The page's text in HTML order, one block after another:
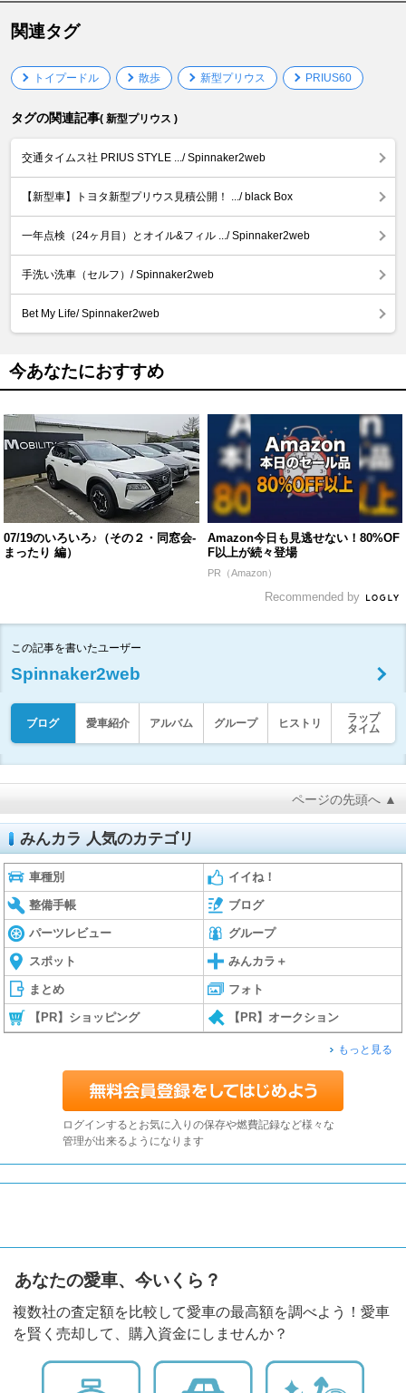
関連タグ
トイプードル 散歩 新型プリウス PRIUS60
タグの関連記事( 新型プリウス )
交通タイムス社 PRIUS STYLE .../ Spinnaker2web
【新型車】トヨタ新型プリウス見積公開！ .../ black Box
一年点検（24ヶ月目）とオイル&フィル .../ Spinnaker2web
手洗い洗車（セルフ）/ Spinnaker2web
Bet My Life/ Spinnaker2web
今あなたにおすすめ
07/19のいろいろ♪（その２・同窓会-
まったり 編）
Amazon今日も見逃せない！80%OF
F以上が続々登場
PR（Amazon）
Recommended by
この記事を書いたユーザー
Spinnaker2web
ブログ 愛車紹介 アルバム グループ ヒストリ
ラップ
タイム
ページの先頭へ ▲
みんカラ 人気のカテゴリ
車種別 イイね！
整備手帳 ブログ
パーツレビュー グループ
スポット みんカラ＋
まとめ フォト
【PR】ショッピング 【PR】オークション
もっと見る
ログインするとお気に入りの保存や燃費記録など様々な
管理が出来るようになります
あなたの愛車、今いくら？
複数社の査定額を比較して愛車の最高額を調べよう！愛車
を賢く売却して、購入資金にしませんか？